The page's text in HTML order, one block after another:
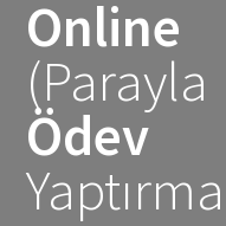
Online
(Parayla
Ödev